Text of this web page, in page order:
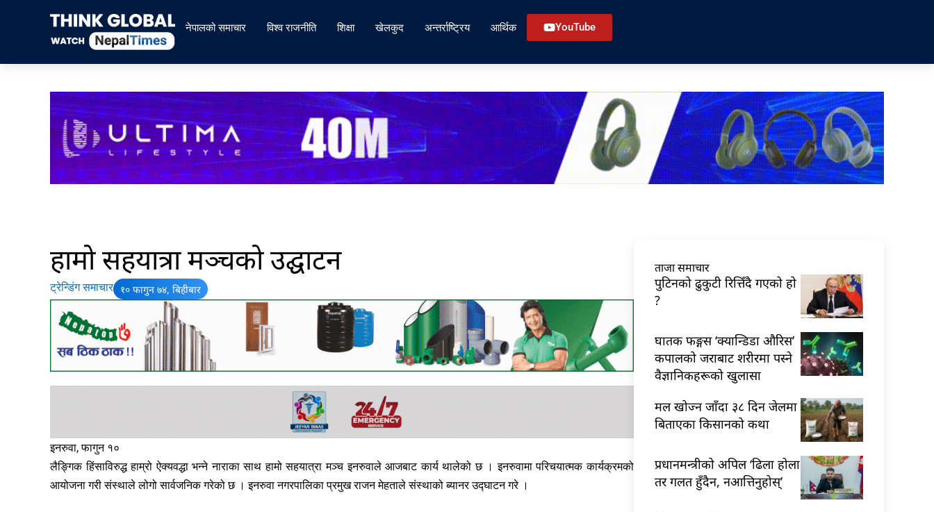
नेपालको समाचार विश्व राजनीति शिक्षा खेलकुद अन्तर्राष्ट्रिय आर्थिक YouTube
हामो सहयात्रा मञ्चको उद्घाटन
ट्रेन्डिंग समाचार १० फागुन ७४, बिहीबार
इनरुवा, फागुन १०
लैङ्गिक हिंसाविरुद्ध हाम्रो ऐक्यवद्धा भन्ने नाराका साथ हामो सहयात्रा मञ्च इनरुवाले आजबाट कार्य थालेको छ । इनरुवामा परिचयात्मक कार्यक्रमको
आयोजना गरी संस्थाले लोगो सार्वजनिक गरेको छ । इनरुवा नगरपालिका प्रमुख राजन मेहताले संस्थाको ब्यानर उद्घाटन गरे ।
ताजा समाचार
पुटिनको ढुकुटी रित्तिँदै गएको हो
?
घातक फङ्गस ‘क्यान्डिडा औरिस’
कपालको जराबाट शरीरमा पस्ने
वैज्ञानिकहरूको खुलासा
मल खोज्न जाँदा ३८ दिन जेलमा
बिताएका किसानको कथा
प्रधानमन्त्रीको अपिल ‘ढिला होला
तर गलत हुँदैन, नआत्तिनुहोस्’